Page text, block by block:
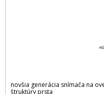
novšia generácia snímača na
štruktúry prsta